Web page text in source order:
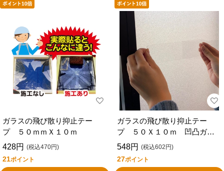
ガラスの飛び散り抑止テー
プ ５０ｍｍＸ１０ｍ
428円 (税込470円)
21ポイント
ガラスの飛び散り抑止テー
プ ５０Ｘ１０ｍ 凹凸ガラ
ス用
548円 (税込602円)
27ポイント